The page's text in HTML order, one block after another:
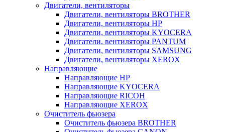
Двигатели, вентиляторы
Двигатели, вентиляторы BROTHER
Двигатели, вентиляторы HP
Двигатели, вентиляторы KYOCERA
Двигатели, вентиляторы PANTUM
Двигатели, вентиляторы SAMSUNG
Двигатели, вентиляторы XEROX
Направляющие
Направляющие HP
Направляющие KYOCERA
Направляющие RICOH
Направляющие XEROX
Очиститель фьюзера
Очиститель фьюзера BROTHER